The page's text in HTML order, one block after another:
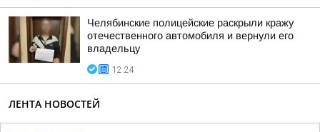
Челябинские полицейские раскрыли кражу
отечественного автомобиля и вернули его
владельцу
12:24
ЛЕНТА НОВОСТЕЙ